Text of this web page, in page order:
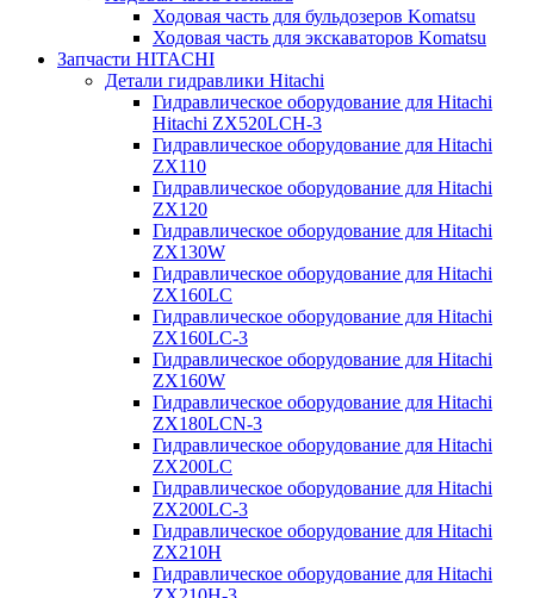
Ходовая часть для бульдозеров Komatsu
Ходовая часть для экскаваторов Komatsu
Запчасти HITACHI
Детали гидравлики Hitachi
Гидравлическое оборудование для Hitachi
Hitachi ZX520LCH-3
Гидравлическое оборудование для Hitachi
ZX110
Гидравлическое оборудование для Hitachi
ZX120
Гидравлическое оборудование для Hitachi
ZX130W
Гидравлическое оборудование для Hitachi
ZX160LC
Гидравлическое оборудование для Hitachi
ZX160LC-3
Гидравлическое оборудование для Hitachi
ZX160W
Гидравлическое оборудование для Hitachi
ZX180LCN-3
Гидравлическое оборудование для Hitachi
ZX200LC
Гидравлическое оборудование для Hitachi
ZX200LC-3
Гидравлическое оборудование для Hitachi
ZX210H
Гидравлическое оборудование для Hitachi